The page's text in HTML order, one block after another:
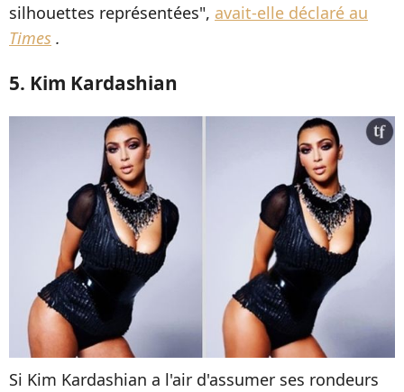
silhouettes représentées", avait-elle déclaré au
Times .
5. Kim Kardashian
Si Kim Kardashian a l'air d'assumer ses rondeurs